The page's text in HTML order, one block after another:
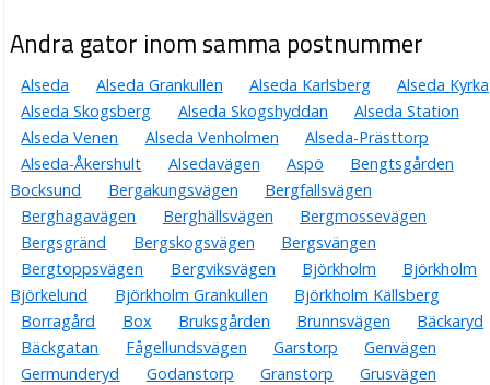
Andra gator inom samma postnummer
Alseda Alseda Grankullen Alseda Karlsberg
Alseda Kyrka
Alseda Skogsberg
Alseda Skogshyddan
Alseda Station
Alseda Venen
Alseda Venholmen
Alseda-Prästtorp
Alseda-Åkershult
Alsedavägen Aspö
Bengtsgården
Bocksund
Bergakungsvägen
Bergfallsvägen
Berghagavägen
Berghällsvägen
Bergmossevägen
Bergsgränd
Bergskogsvägen
Bergsvängen
Bergtoppsvägen
Bergviksvägen Björkholm
Björkholm
Björkelund
Björkholm Grankullen
Björkholm Källsberg
Borragård
Box Bruksgården Brunnsvägen
Bäckaryd
Bäckgatan
Fågellundsvägen Garstorp
Genvägen
Germunderyd
Godanstorp Granstorp
Grusvägen